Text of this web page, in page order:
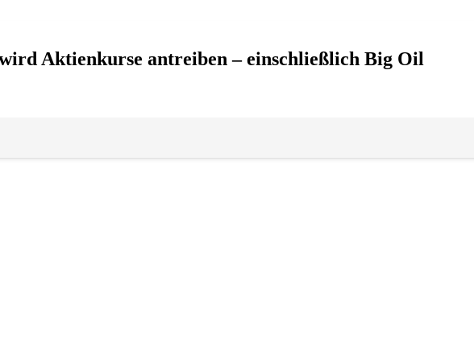
Aktienkurse antreiben – einschließlich Big Oil